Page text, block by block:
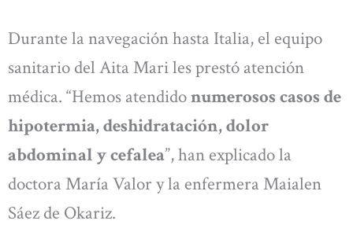
Durante la navegación hasta Italia, el equipo
sanitario del Aita Mari les prestó atención
médica. “Hemos atendidonumerosos casos de
hipotermia, deshidratación, dolor
abdominal y cefalea”, han explicado la
doctora María Valor y la enfermera Maialen
Sáez de Okariz.